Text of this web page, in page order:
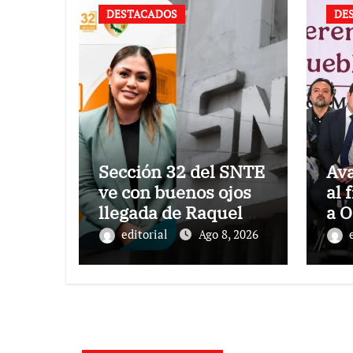
DESTACADOS
Sección 32 del SNTE
ve con buenos ojos
llegada de Raquel
Bonilla a Educación
editorial Ago 8, 2026
al
a